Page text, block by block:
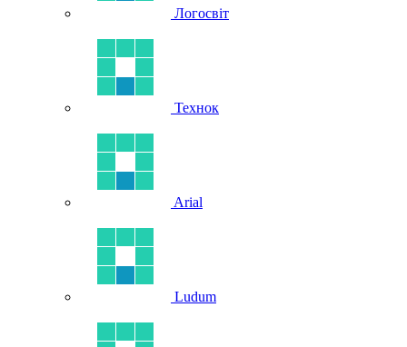
Логосвіт
Технок
Arial
Ludum